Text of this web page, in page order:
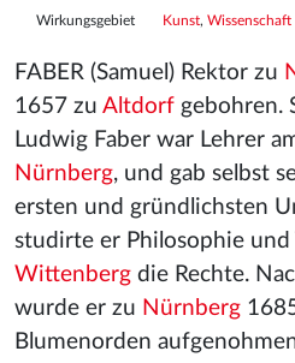
Wirkungsgebiet Kunst, Wissenschaft
FABER (Samuel) Rektor zu
1657 zu Altdorf gebohren.
Ludwig Faber war Lehrer
Nürnberg, und gab selbst
ersten und gründlichsten
studirte er Philosophie und
Wittenberg die Rechte.
wurde er zu Nürnberg
Blumenorden